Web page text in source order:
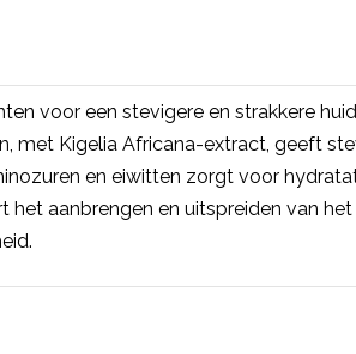
voor een stevigere en strakkere
met Kigelia Africana-extract, geeft
en eiwitten zorgt voor
aanbrengen en uitspreiden van